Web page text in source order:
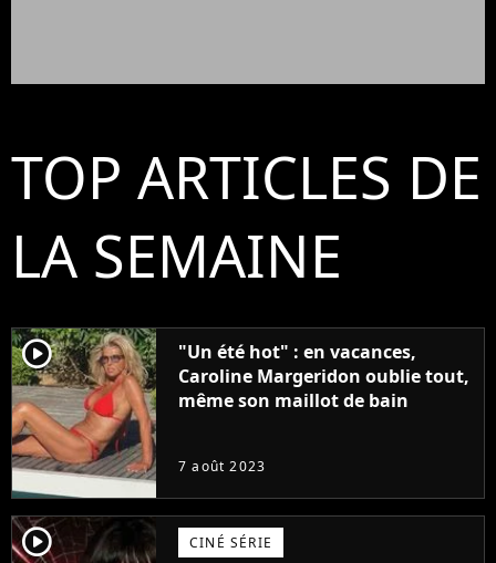
TOP ARTICLES DE
LA SEMAINE
player2
"Un été hot" : en vacances,
Caroline Margeridon oublie tout,
même son maillot de bain
7 août 2023
player2 CINÉ SÉRIE